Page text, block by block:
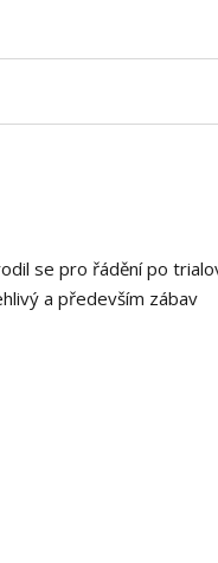
se pro řádění po
a především zábav